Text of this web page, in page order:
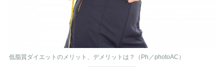
低脂質ダイエットのメリット、デメリットは？（Ph／photoAC）